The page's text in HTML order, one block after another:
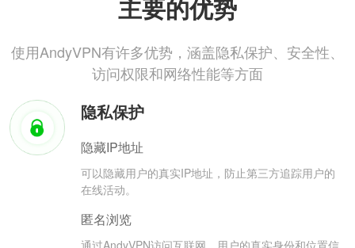
主要的优势
使用AndyVPN有许多优势，涵盖隐私保护、安全性、
访问权限和网络性能等方面
隐私保护
隐藏IP地址
可以隐藏用户的真实IP地址，防止第三方追踪用户的
在线活动。
匿名浏览